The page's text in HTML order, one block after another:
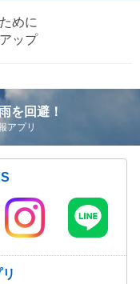
めに
ップ
を回避！
アプリ